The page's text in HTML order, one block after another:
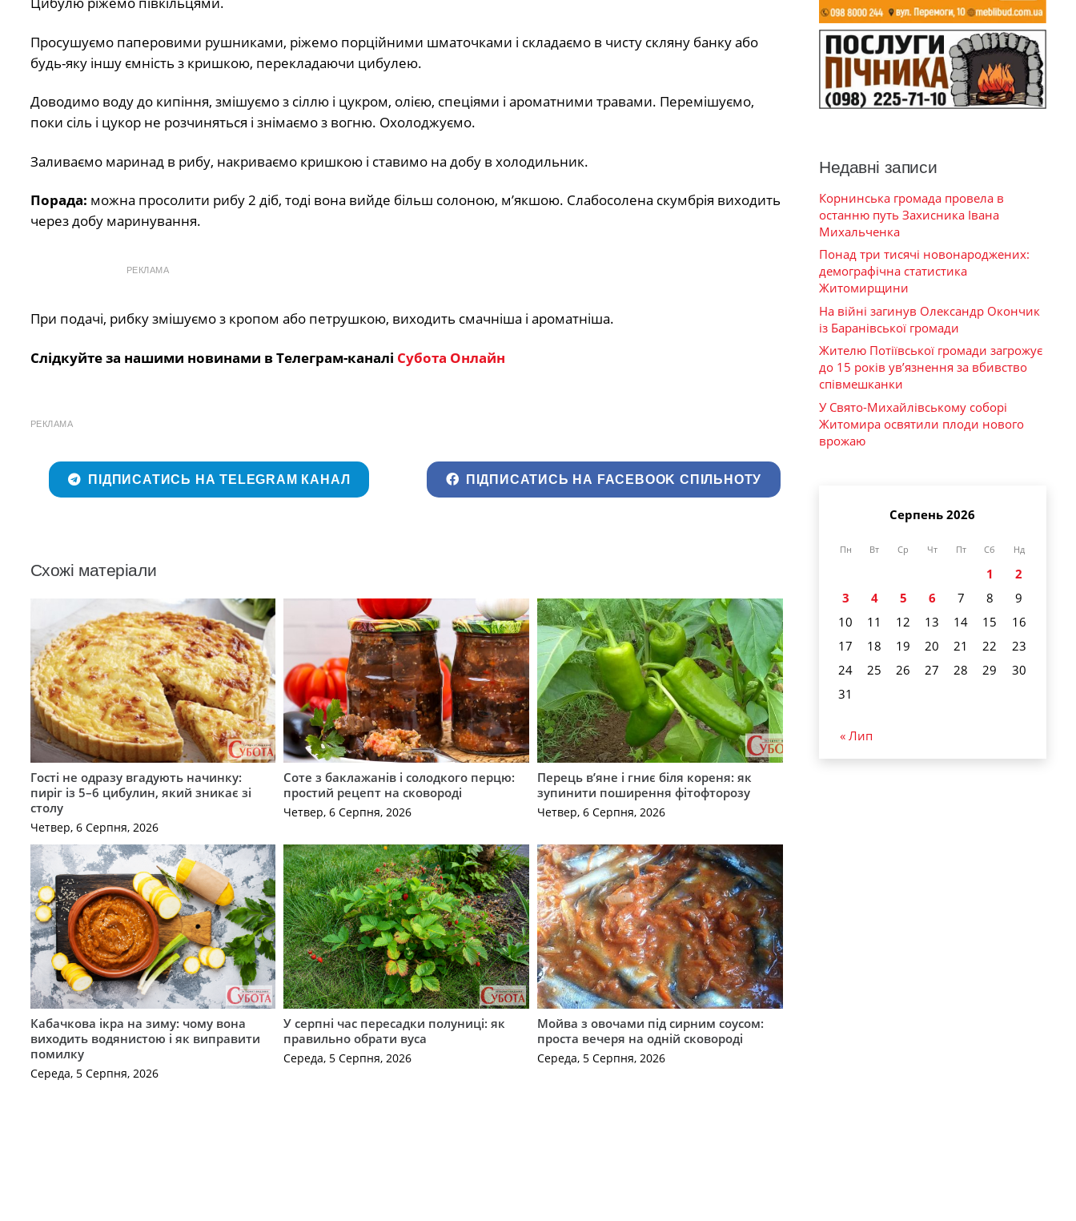
Просушуємо паперовими рушниками, ріжемо порційними шматочками і складаємо в чисту скляну банку або
будь-яку іншу ємність з кришкою, перекладаючи цибулею.
Доводимо воду до кипіння, змішуємо з сіллю і цукром, олією, спеціями і ароматними травами. Перемішуємо,
поки сіль і цукор не розчиняться і знімаємо з вогню. Охолоджуємо.
Заливаємо маринад в рибу, накриваємо кришкою і ставимо на добу в холодильник.
Порада: можна просолити рибу 2 діб, тоді вона вийде більш солоною, м’якшою. Слабосолена скумбрія виходить
через добу маринування.
РЕКЛАМА
При подачі, рибку змішуємо з кропом або петрушкою, виходить смачніша і ароматніша.
Слідкуйте за нашими новинами в Телеграм-каналі Субота Онлайн
РЕКЛАМА
ПІДПИСАТИСЬ НА TELEGRAM КАНАЛ ПІДПИСАТИСЬ НА FACEBOOK СПІЛЬНОТУ
Схожі матеріали
Гості не одразу вгадують начинку:
пиріг із 5–6 цибулин, який зникає зі
столу
Четвер, 6 Серпня, 2026
Соте з баклажанів і солодкого перцю:
простий рецепт на сковороді
Четвер, 6 Серпня, 2026
Перець в’яне і гниє біля кореня: як
зупинити поширення фітофторозу
Четвер, 6 Серпня, 2026
Кабачкова ікра на зиму: чому вона
виходить водянистою і як виправити
помилку
Середа, 5 Серпня, 2026
У серпні час пересадки полуниці: як
правильно обрати вуса
Середа, 5 Серпня, 2026
Мойва з овочами під сирним соусом:
проста вечеря на одній сковороді
Середа, 5 Серпня, 2026
Недавні записи
Корнинська громада провела в
останню путь Захисника Івана
Михальченка
Понад три тисячі новонароджених:
демографічна статистика
Житомирщини
На війні загинув Олександр Окончик
із Баранівської громади
Жителю Потіївської громади загрожує
до 15 років ув’язнення за вбивство
співмешканки
У Свято-Михайлівському соборі
Житомира освятили плоди нового
врожаю
Серпень 2026
Пн Вт Ср Чт Пт Сб Нд
1
2
3
4 5 6 7 8
9
10
11 12 13 14 15
16
17
18 19 20 21 22
23
24
25 26 27 28 29
30
31
« Лип